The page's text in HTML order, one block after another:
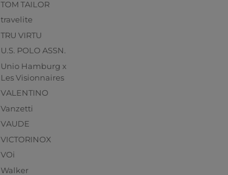
TOM TAILOR
travelite
TRU VIRTU
U.S. POLO ASSN.
Unio Hamburg x
Les Visionnaires
VALENTINO
Vanzetti
VAUDE
VICTORINOX
VOi
Walker